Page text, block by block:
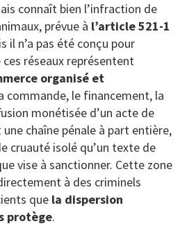
connaît bien l’infraction de
prévue à l’article 521-1
il n’a pas été conçu pour
réseaux représentent
organisé et
commande, le financement, la
monétisée d’un acte de
chaîne pénale à part entière,
cruauté isolé qu’un texte de
vise à sanctionner. Cette zone
à des criminels
que la dispersion
protège.